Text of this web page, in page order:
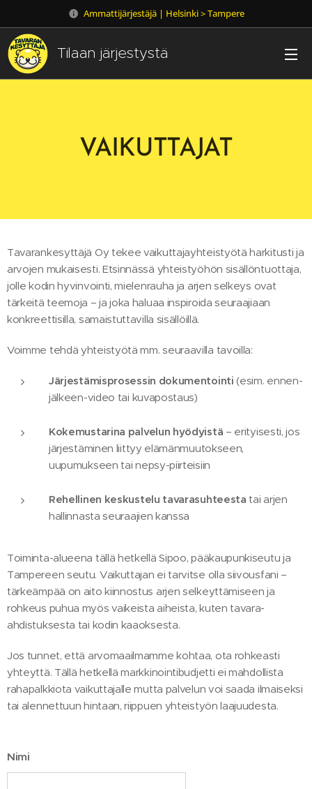
Ammattijärjestäjä | Helsinki > Tampere
Tilaan järjestystä
VAIKUTTAJAT
Tavarankesyttäjä Oy tekee vaikuttajayhteistyötä harkitusti ja
arvojen mukaisesti. Etsinnässä yhteistyöhön sisällöntuottaja,
jolle kodin hyvinvointi, mielenrauha ja arjen selkeys ovat
tärkeitä teemoja – ja joka haluaa inspiroida seuraajiaan
konkreettisilla, samaistuttavilla sisällöillä.
Voimme tehdä yhteistyötä mm. seuraavilla tavoilla:
Järjestämisprosessin dokumentointi (esim. ennen-
jälkeen-video tai kuvapostaus)
Kokemustarina palvelun hyödyistä – erityisesti, jos
järjestäminen liittyy elämänmuutokseen,
uupumukseen tai nepsy-piirteisiin
Rehellinen keskustelu tavarasuhteesta tai arjen
hallinnasta seuraajien kanssa
Toiminta-alueena tällä hetkellä Sipoo, pääkaupunkiseutu ja
Tampereen seutu. Vaikuttajan ei tarvitse olla siivousfani –
tärkeämpää on aito kiinnostus arjen selkeyttämiseen ja
rohkeus puhua myös vaikeista aiheista, kuten tavara-
ahdistuksesta tai kodin kaaoksesta.
Jos tunnet, että arvomaailmamme kohtaa, ota rohkeasti
yhteyttä. Tällä hetkellä markkinointibudjetti ei mahdollista
rahapalkkiota vaikuttajalle mutta palvelun voi saada ilmaiseksi
tai alennettuun hintaan, riippuen yhteistyön laajuudesta.
Nimi